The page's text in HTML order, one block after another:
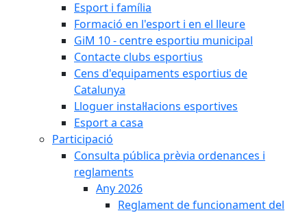
Esport i família
Formació en l'esport i en el lleure
GiM 10 - centre esportiu municipal
Contacte clubs esportius
Cens d'equipaments esportius de
Catalunya
Lloguer instal·lacions esportives
Esport a casa
Participació
Consulta pública prèvia ordenances i
reglaments
Any 2026
Reglament de funcionament del